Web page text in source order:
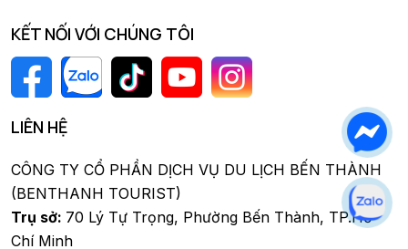
KẾT NỐI VỚI CHÚNG TÔI
LIÊN HỆ
CÔNG TY CỔ PHẦN DỊCH VỤ DU LỊCH BẾN THÀNH
(BENTHANH TOURIST)
Trụ sở: 70 Lý Tự Trọng, Phường Bến Thành, TP.Hồ
Chí Minh